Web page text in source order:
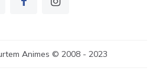
Animes © 2008 - 2023